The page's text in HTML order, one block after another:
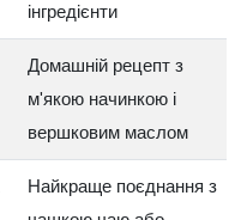
інгредієнти
Домашній рецепт з
м'якою начинкою і
вершковим маслом
Найкраще поєднання з